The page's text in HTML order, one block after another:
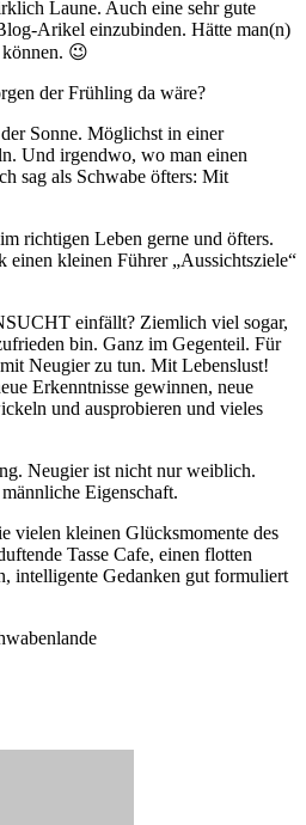
Laune. Auch eine sehr gute
Arikel einzubinden. Hätte man(n)
😉
der Frühling da wäre?
Sonne. Möglichst in einer
Und irgendwo, wo man einen
sag als Schwabe öfters: Mit
richtigen Leben gerne und öfters.
einen kleinen Führer „Aussichtsziele“
einfällt? Ziemlich viel sogar,
bin. Ganz im Gegenteil. Für
Neugier zu tun. Mit Lebenslust!
Erkenntnisse gewinnen, neue
und ausprobieren und vieles
Neugier ist nicht nur weiblich.
Eigenschaft.
vielen kleinen Glücksmomente des
Tasse Cafe, einen flotten
intelligente Gedanken gut formuliert